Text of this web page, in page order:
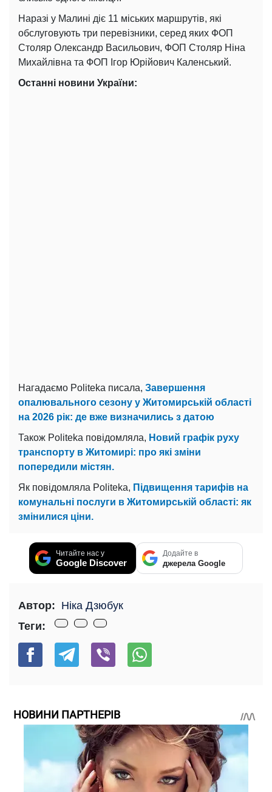
Наразі у Малині діє 11 міських маршрутів, які
обслуговують три перевізники, серед яких ФОП
Столяр Олександр Васильович, ФОП Столяр Ніна
Михайлівна та ФОП Ігор Юрійович Каленський.
Останні новини України:
Нагадаємо Politeka писала, Завершення
опалювального сезону у Житомирській області
на 2026 рік: де вже визначились з датою
Також Politeka повідомляла, Новий графік руху
транспорту в Житомирі: про які зміни
попередили містян.
Як повідомляла Politeka, Підвищення тарифів на
комунальні послуги в Житомирській області: як
змінилися ціни.
Читайте нас у
Google Discover
Додайте в
джерела Google
Автор: Ніка Дзюбук
Теги:
НОВИНИ ПАРТНЕРІВ